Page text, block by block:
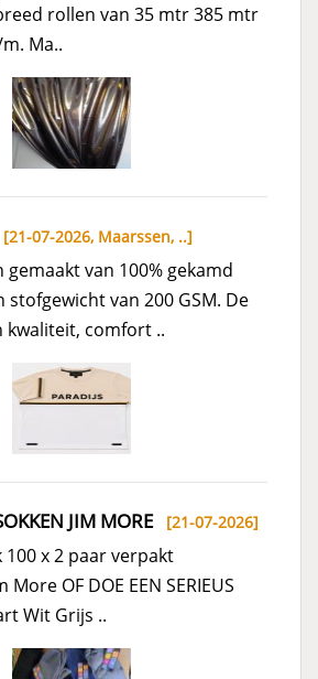
rollen van 35 mtr 385 mtr
Ma..
[21-07-2026, Maarssen, ..]
gemaakt van 100% gekamd
stofgewicht van 200 GSM. De
kwaliteit, comfort ..
JIM MORE[21-07-2026]
x 2 paar verpakt
OF DOE EEN SERIEUS
Wit Grijs ..